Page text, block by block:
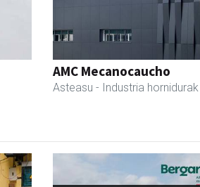
AMC Mecanocaucho
Asteasu - Industria hornidurak